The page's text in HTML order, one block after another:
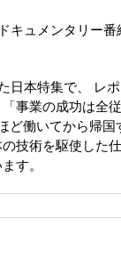
ュメンタリー番
日本特集で、 レ
事業の成功は全
働いてから帰
技術を駆使した
す。